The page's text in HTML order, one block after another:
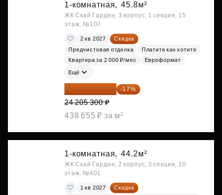
1-комнатная, 45.8м²
ЖК Скай Гарден, 3 корпус, 1 секция, 15
этаж, №107
2 кв 2027
Скидка
Предчистовая отделка
Платите как хотите
Квартира за 2 000 ₽/мес
Евроформат
Ещё
-17%
24 205 300 ₽
438 655 ₽ за м²
1-комнатная, 44.2м²
ЖК Скай Гарден, 2 корпус, 3 секция, 10
этаж, №401
1 кв 2027
Скидка